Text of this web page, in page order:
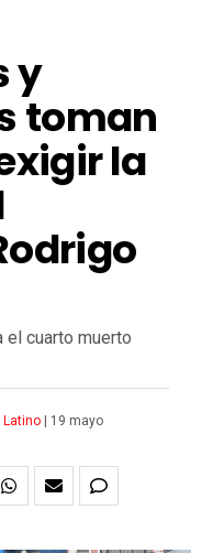
y
toman
la
el cuarto muerto
Latino|
19 mayo